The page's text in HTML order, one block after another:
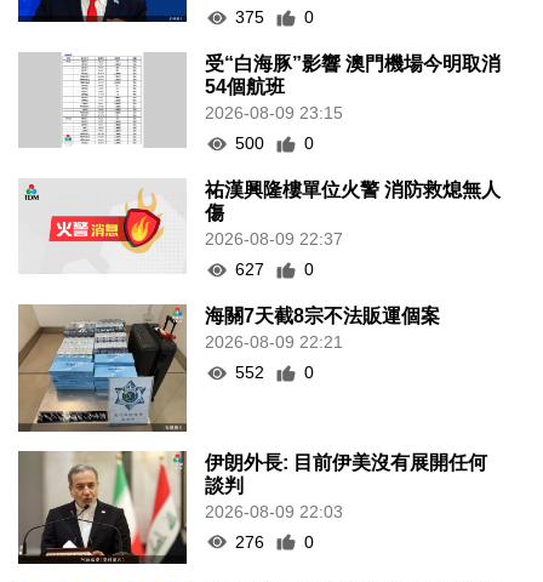
375
0
受“白海豚”影響 澳門機場今明取消
54個航班
2026-08-09 23:15
500
0
祐漢興隆樓單位火警 消防救熄無人
傷
2026-08-09 22:37
627
0
海關7天截8宗不法販運個案
2026-08-09 22:21
552
0
伊朗外長: 目前伊美沒有展開任何
談判
2026-08-09 22:03
276
0